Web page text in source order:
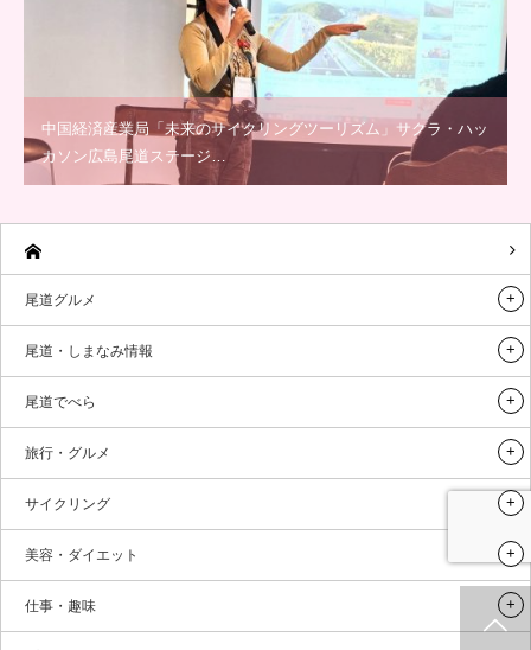
中国経済産業局「未来のサイクリングツーリズム」サクラ・ハッ
カソン広島尾道ステージ…
尾道グルメ
尾道・しまなみ情報
尾道でべら
旅行・グルメ
サイクリング
美容・ダイエット
仕事・趣味
ホーム 新着情報 シェア お問合せ